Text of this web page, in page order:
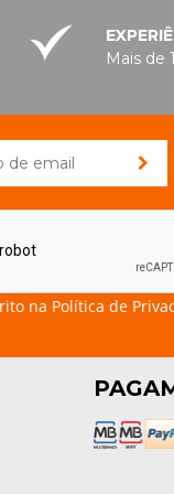
Mais de
na Política de